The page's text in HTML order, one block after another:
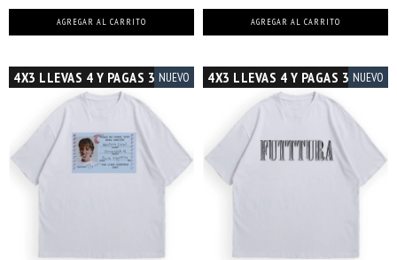
AGREGAR AL CARRITO AGREGAR AL CARRITO
4X3 LLEVAS 4 Y PAGAS 3 NUEVO 4X3 LLEVAS 4 Y PAGAS 3 NUEVO